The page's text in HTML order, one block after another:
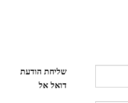
שליחת הודעת
דואל אל